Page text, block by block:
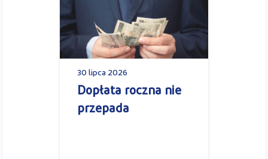
30 lipca 2026
Dopłata roczna nie
przepada